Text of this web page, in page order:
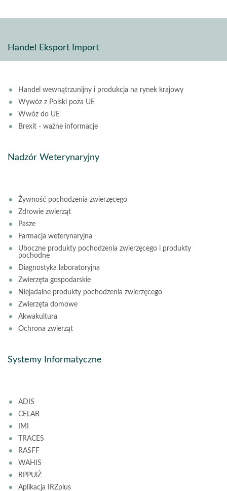
Handel Eksport Import
Handel wewnątrzunijny i produkcja na rynek krajowy
Wywóz z Polski poza UE
Wwóz do UE
Brexit - ważne informacje
Nadzór Weterynaryjny
Żywność pochodzenia zwierzęcego
Zdrowie zwierząt
Pasze
Farmacja weterynaryjna
Uboczne produkty pochodzenia zwierzęcego i produkty
pochodne
Diagnostyka laboratoryjna
Zwierzęta gospodarskie
Niejadalne produkty pochodzenia zwierzęcego
Zwierzęta domowe
Akwakultura
Ochrona zwierząt
Systemy Informatyczne
ADIS
CELAB
IMI
TRACES
RASFF
WAHIS
RPPUiŻ
Aplikacja IRZplus